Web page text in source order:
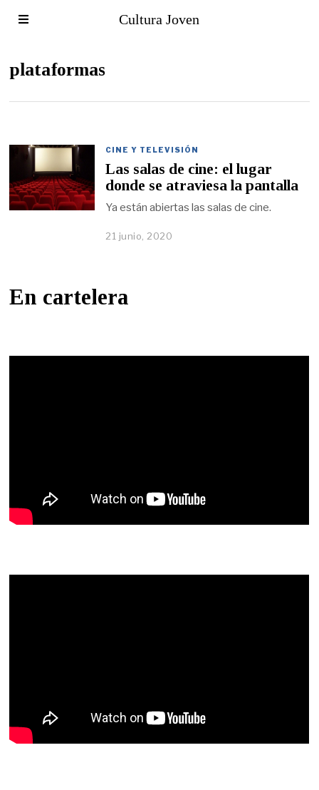
Cultura Joven
plataformas
CINE Y TELEVISIÓN
Las salas de cine: el lugar
donde se atraviesa la pantalla
Ya están abiertas las salas de cine.
21 junio, 2020
En cartelera